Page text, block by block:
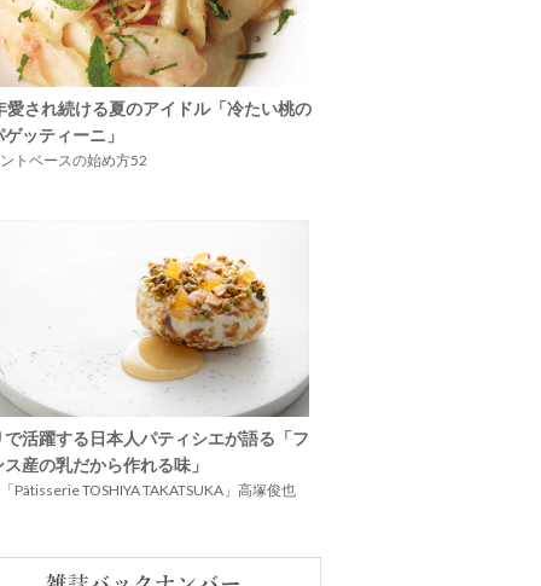
愛され続ける夏のアイドル「冷たい桃の
ッティーニ」
トベースの始め方52
で活躍する日本人パティシエが語る「フ
産の乳だから作れる味」
Pâtisserie TOSHIYA TAKATSUKA」高塚俊也